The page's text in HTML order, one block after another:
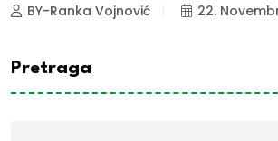
BY-Ranka Vojnović 22.
Pretraga